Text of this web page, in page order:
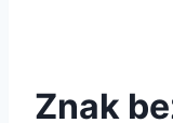
Znak